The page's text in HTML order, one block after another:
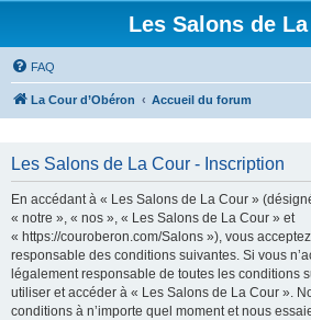
Les Salons de
FAQ
La Cour d’Obéron Accueil du forum
Les Salons de La Cour - Inscription
En accédant à « Les Salons de La Cour »
« notre », « nos », « Les Salons de La Cour » et
« https://couroberon.com/Salons »), vous
responsable des conditions suivantes. Si vous
légalement responsable de toutes les conditions
utiliser et accéder à « Les Salons de La Cour ».
conditions à n’importe quel moment et nous